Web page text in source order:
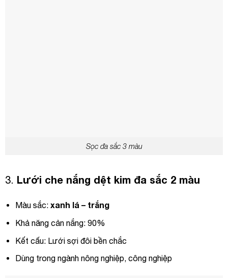
Sọc đa sắc 3 màu
3. Lưới che nắng dệt kim đa sắc 2 màu
Màu sắc: xanh lá – trắng
Khả năng cản nắng: 90%
Kết cấu: Lưới sợi đôi bền chắc
Dùng trong ngành nông nghiệp, công nghiệp